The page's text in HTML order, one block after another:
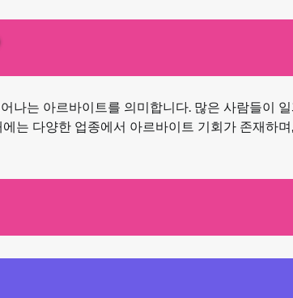
나는 아르바이트를 의미합니다. 많은 사람들이
는 다양한 업종에서 아르바이트 기회가 존재하